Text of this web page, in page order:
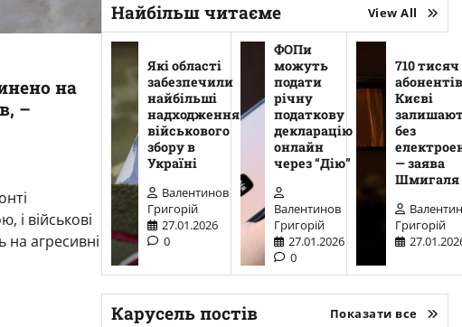
на
–
і військові
на агресивні
Найбільш читаєме View All
Які області
забезпечили
найбільші
надходження
військового
збору в
Україні
Валентинов
Григорій
27.01.2026
0
ФОПи
можуть
подати
річну
податкову
декларацію
онлайн
через “Дію”
Валентинов
Григорій
27.01.2026
0
710 тисяч
Києві
без
— заява
Шмигаля
Григорій
Карусель постів Показати все